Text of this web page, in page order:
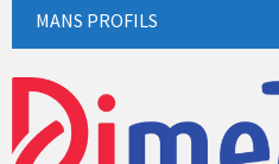
MANS PROFILS